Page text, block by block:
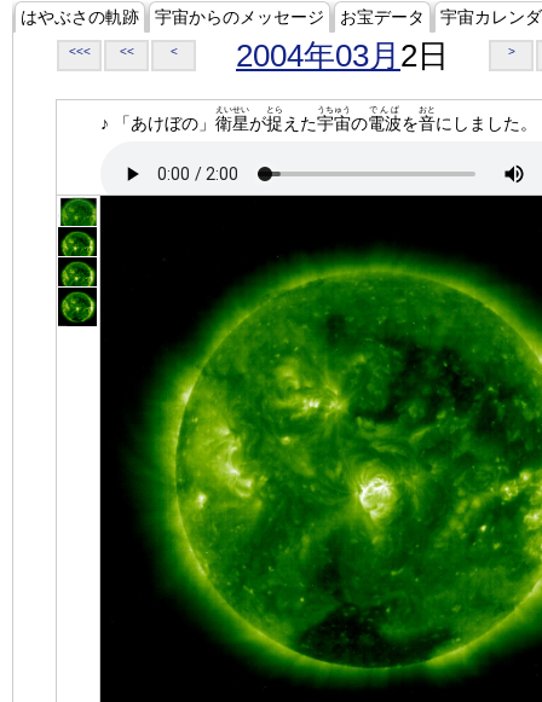
はやぶさの軌跡 宇宙からのメッセージ お宝データ 宇宙カレン
<<< << < 2004年03月 2日 >
♪ 「あけぼの」 衛星
えいせい
が捉
とら
えた宇宙
うちゅう
の電波
でんぱ
を音
おと
にしました。